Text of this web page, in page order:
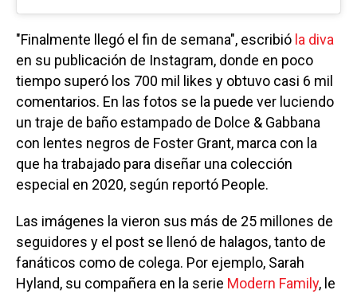
"Finalmente llegó el fin de semana", escribió la diva
en su publicación de Instagram, donde en poco
tiempo superó los 700 mil likes y obtuvo casi 6 mil
comentarios. En las fotos se la puede ver luciendo
un traje de baño estampado de Dolce & Gabbana
con lentes negros de Foster Grant, marca con la
que ha trabajado para diseñar una colección
especial en 2020, según reportó People.
Las imágenes la vieron sus más de 25 millones de
seguidores y el post se llenó de halagos, tanto de
fanáticos como de colega. Por ejemplo, Sarah
Hyland, su compañera en la serie Modern Family, le